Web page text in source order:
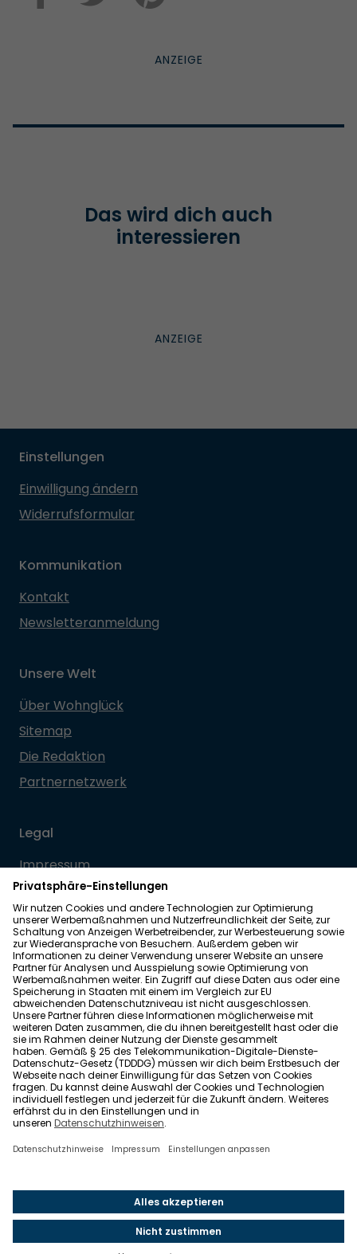
Das wird dich auch
interessieren
Einstellungen
Einwilligung ändern
Widerrufsformular
Kommunikation
Kontakt
Newsletteranmeldung
Unsere Welt
Über Wohnglück
Sitemap
Die Redaktion
Partnernetzwerk
Legal
Impressum
Datenschutz
Allgemeine Geschäftsbedingungen
Barrierefreiheit
Wohnglück folgen
Wohnglück.de ist ein Service der Impleco GmbH,
Berlin. © 2021-2026 Impleco GmbH. Alle Rechte